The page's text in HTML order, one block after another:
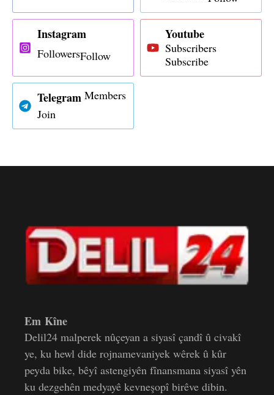
Instagram
FollowersFollow
Youtube
Subscribers
Subscribe
Telegram Members
Join
Em Kîne
Delil24 malperek nûçeyan a siyasî çandî û civakî
ye, ku hewl dide rojnamevaniyek wêrek û kûr
peyda bike, bêyî astengiyên fînansmana siyasî yên
ku dezgehên medyayê kevneşopî birêve dibin.